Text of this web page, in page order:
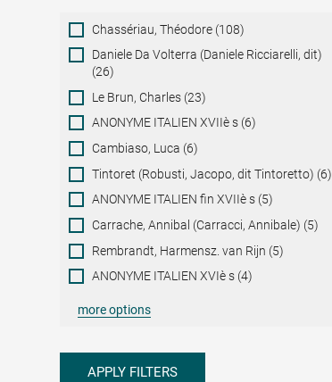
ArtistChassériau, Théodore (108)
Daniele Da Volterra (Daniele Ricciarelli, dit)
(26)
Le Brun, Charles (23)
ANONYME ITALIEN XVIIè s (6)
Cambiaso, Luca (6)
Tintoret (Robusti, Jacopo, dit Tintoretto) (6)
ANONYME ITALIEN fin XVIIè s (5)
Carrache, Annibal (Carracci, Annibale) (5)
Rembrandt, Harmensz. van Rijn (5)
ANONYME ITALIEN XVIè s (4)
more options
APPLY FILTERS